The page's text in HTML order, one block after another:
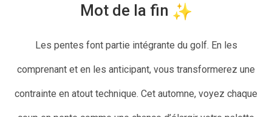
Mot de la fin
Les pentes font partie intégrante du golf. En les
comprenant et en les anticipant, vous transformerez une
contrainte en atout technique. Cet automne, voyez chaque